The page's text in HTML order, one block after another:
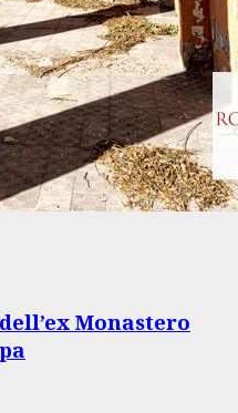
Monastero